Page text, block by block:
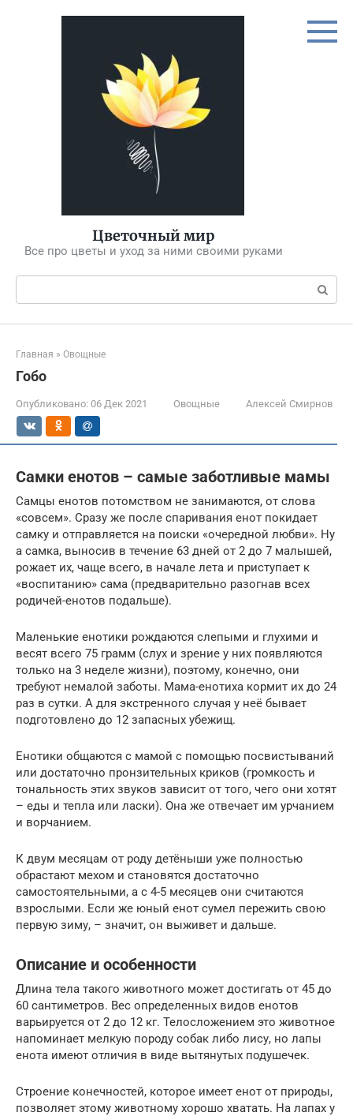
Цветочный мир
Все про цветы и уход за ними своими руками
Поиск:
Главная » Овощные
Гобо
Опубликовано: 06 Дек 2021 Овощные Алексей Смирнов
Самки енотов – самые заботливые мамы
Самцы енотов потомством не занимаются, от слова
«совсем». Сразу же после спаривания енот покидает
самку и отправляется на поиски «очередной любви». Ну
а самка, выносив в течение 63 дней от 2 до 7 малышей,
рожает их, чаще всего, в начале лета и приступает к
«воспитанию» сама (предварительно разогнав всех
родичей-енотов подальше).
Маленькие енотики рождаются слепыми и глухими и
весят всего 75 грамм (слух и зрение у них появляются
только на 3 неделе жизни), поэтому, конечно, они
требуют немалой заботы. Мама-енотиха кормит их до 24
раз в сутки. А для экстренного случая у неё бывает
подготовлено до 12 запасных убежищ.
Енотики общаются с мамой с помощью посвистываний
или достаточно пронзительных криков (громкость и
тональность этих звуков зависит от того, чего они хотят
– еды и тепла или ласки). Она же отвечает им урчанием
и ворчанием.
К двум месяцам от роду детёныши уже полностью
обрастают мехом и становятся достаточно
самостоятельными, а с 4-5 месяцев они считаются
взрослыми. Если же юный енот сумел пережить свою
первую зиму, – значит, он выживет и дальше.
Описание и особенности
Длина тела такого животного может достигать от 45 до
60 сантиметров. Вес определенных видов енотов
варьируется от 2 до 12 кг. Телосложением это животное
напоминает мелкую породу собак либо лису, но лапы
енота имеют отличия в виде вытянутых подушечек.
Строение конечностей, которое имеет енот от природы,
позволяет этому животному хорошо хватать. На лапах у